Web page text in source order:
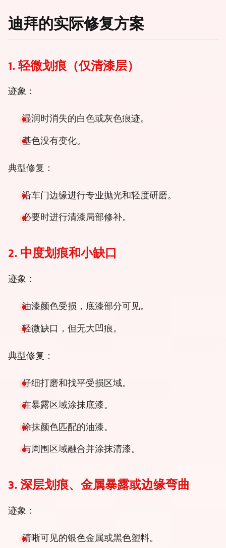
迪拜的实际修复方案
1. 轻微划痕（仅清漆层）
迹象：
湿润时消失的白色或灰色痕迹。
基色没有变化。
典型修复：
沿车门边缘进行专业抛光和轻度研磨。
必要时进行清漆局部修补。
2. 中度划痕和小缺口
迹象：
油漆颜色受损，底漆部分可见。
轻微缺口，但无大凹痕。
典型修复：
仔细打磨和找平受损区域。
在暴露区域涂抹底漆。
涂抹颜色匹配的油漆。
与周围区域融合并涂抹清漆。
3. 深层划痕、金属暴露或边缘弯曲
迹象：
清晰可见的银色金属或黑色塑料。